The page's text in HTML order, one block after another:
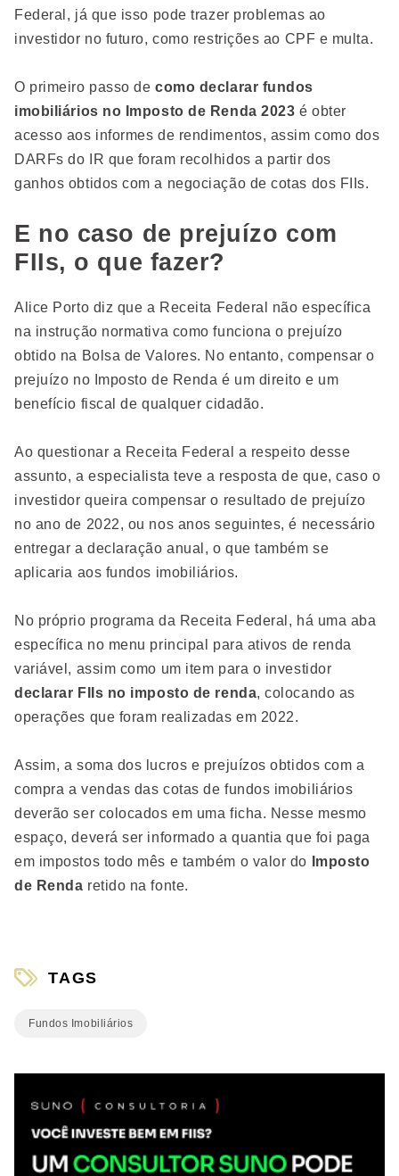
Federal, já que isso pode trazer problemas ao
investidor no futuro, como restrições ao CPF e multa.
O primeiro passo decomo declarar fundos
imobiliários no Imposto de Renda 2023 é obter
acesso aos informes de rendimentos, assim como dos
DARFs do IR que foram recolhidos a partir dos
ganhos obtidos com a negociação de cotas dos FIIs.
E no caso de prejuízo com
FIIs, o que fazer?
Alice Porto diz que a Receita Federal não específica
na instrução normativa como funciona o prejuízo
obtido na Bolsa de Valores. No entanto, compensar o
prejuízo no Imposto de Renda é um direito e um
benefício fiscal de qualquer cidadão.
Ao questionar a Receita Federal a respeito desse
assunto, a especialista teve a resposta de que, caso o
investidor queira compensar o resultado de prejuízo
no ano de 2022, ou nos anos seguintes, é necessário
entregar a declaração anual, o que também se
aplicaria aos fundos imobiliários.
No próprio programa da Receita Federal, há uma aba
específica no menu principal para ativos de renda
variável, assim como um item para o investidor
declarar FIIs no imposto de renda, colocando as
operações que foram realizadas em 2022.
Assim, a soma dos lucros e prejuízos obtidos com a
compra a vendas das cotas de fundos imobiliários
deverão ser colocados em uma ficha. Nesse mesmo
espaço, deverá ser informado a quantia que foi paga
em impostos todo mês e também o valor do
Imposto
de Renda retido na fonte.
TAGS
Fundos Imobiliários